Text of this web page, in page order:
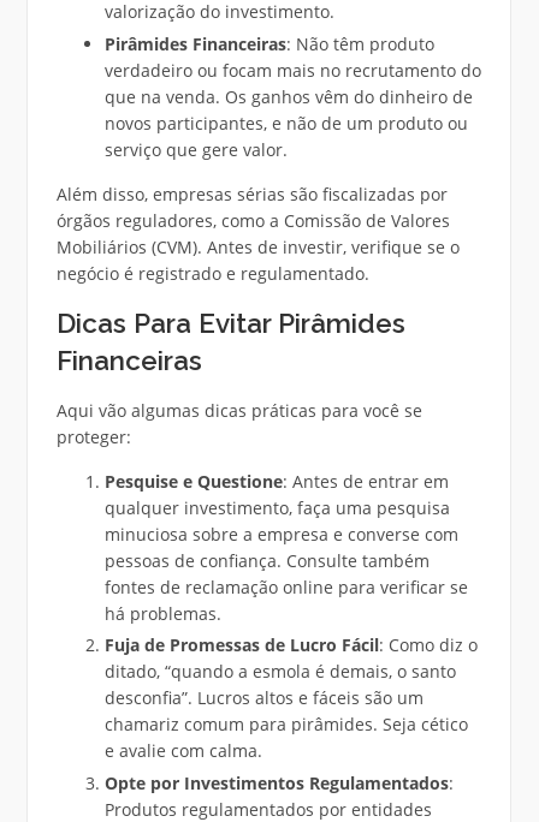
valorização do investimento.
Pirâmides Financeiras: Não têm produto
verdadeiro ou focam mais no recrutamento do
que na venda. Os ganhos vêm do dinheiro de
novos participantes, e não de um produto ou
serviço que gere valor.
Além disso, empresas sérias são fiscalizadas por
órgãos reguladores, como a Comissão de Valores
Mobiliários (CVM). Antes de investir, verifique se o
negócio é registrado e regulamentado.
Dicas Para Evitar Pirâmides
Financeiras
Aqui vão algumas dicas práticas para você se
proteger:
Pesquise e Questione: Antes de entrar em
qualquer investimento, faça uma pesquisa
minuciosa sobre a empresa e converse com
pessoas de confiança. Consulte também
fontes de reclamação online para verificar se
há problemas.
Fuja de Promessas de Lucro Fácil: Como diz o
ditado, “quando a esmola é demais, o santo
desconfia”. Lucros altos e fáceis são um
chamariz comum para pirâmides. Seja cético
e avalie com calma.
Opte por Investimentos Regulamentados:
Produtos regulamentados por entidades